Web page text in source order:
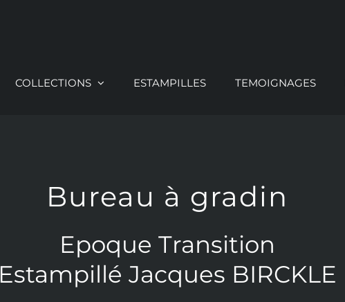
COLLECTIONS ESTAMPILLES TEMOIGNAGES
Bureau à gradin
Epoque Transition
Estampillé Jacques BIRCKLE